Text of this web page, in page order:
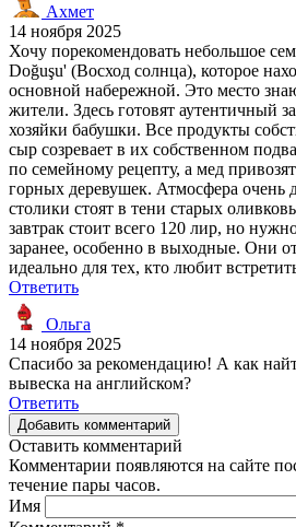
Ахмет
14 ноября 2025
Хочу порекомендовать небольшое
Doğuşu' (Восход солнца), которое
основной набережной. Это место
жители. Здесь готовят аутентичный
хозяйки бабушки. Все продукты
сыр созревает в их собственном
по семейному рецепту, а мед
горных деревушек. Атмосфера очень
столики стоят в тени старых
завтрак стоит всего 120 лир, но
заранее, особенно в выходные. Они
идеально для тех, кто любит
Ответить
Ольга
14 ноября 2025
Спасибо за рекомендацию! А как
вывеска на английском?
Ответить
Добавить комментарий
Оставить комментарий
Комментарии появляются на сайте
течение пары часов.
Имя